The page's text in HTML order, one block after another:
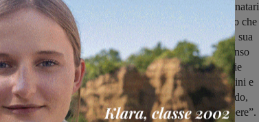
dei sindaci italiani sono di centrosinistra. Siamo destinatari
che va estesa a livello nazionale. Ci è piaciuto molto che
candidatura lo abbia fatto a Campogalliano, nella sua
oltre che la capacità di essere riconoscente esprime senso
appartenenza, caratteristiche che devono essere proprie
del partito democratico. Rapporto diretto coi cittadini e
e gioco di squadra. Non una persona solo al comando,
capace di fare scelte necessarie, coraggiose e libere”.